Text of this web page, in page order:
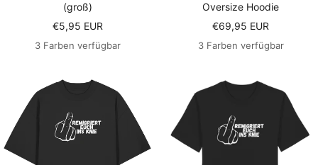
(groß)
Angebotspreis
€5,95 EUR
3 Farben verfügbar
Oversize Hoodie
Angebotspreis
€69,95 EUR
3 Farben verfügbar